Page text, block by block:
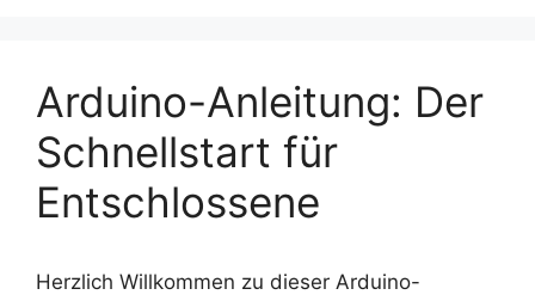
Arduino-Anleitung: Der
Schnellstart für
Entschlossene
Herzlich Willkommen zu dieser Arduino-